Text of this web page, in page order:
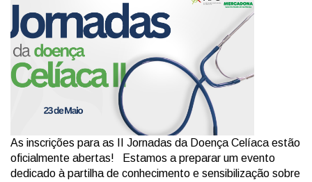
As inscrições para as II Jornadas da Doença Celíaca estão
oficialmente abertas! Estamos a preparar um evento
dedicado à partilha de conhecimento e sensibilização sobre